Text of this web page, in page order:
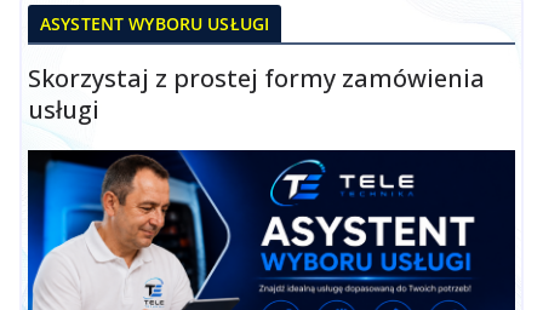
ASYSTENT WYBORU USŁUGI
Skorzystaj z prostej formy zamówienia
usługi